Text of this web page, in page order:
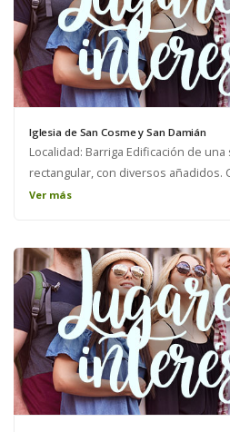
Iglesia de San Cosme y San Damián
Localidad: Barriga Edificación de
rectangular, con diversos añadidos.
que la nave, con contrafuertes
crucero. Pórtico en lateral, adosado
en los pies. Doble cuerpo con dos
inferiores cegados. Nave con canes
muy popular. Fábrica de sillería y
enfoscada.
Ver más